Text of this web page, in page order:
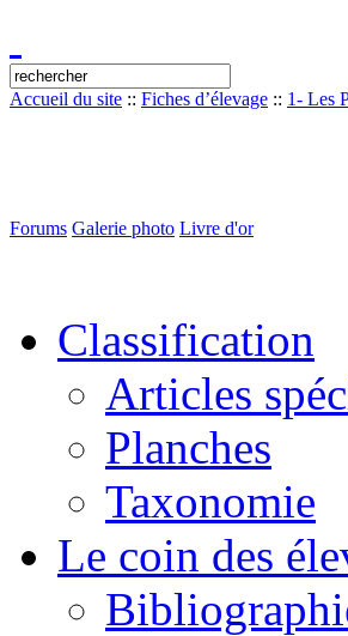
Accueil du site :: Fiches d’élevage :: 1- Les
Forums Galerie photo Livre d'or
Classification
Articles
Planches
Taxonomie
Le coin des